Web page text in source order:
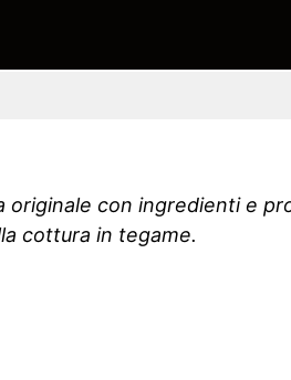
originale con ingredienti e
cottura in tegame.